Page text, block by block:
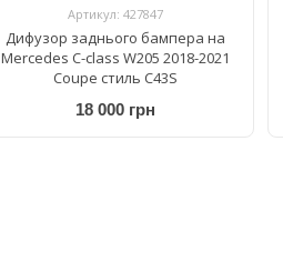
Артикул: 427847
Дифузор заднього бампера на
Mercedes C-class W205 2018-2021
Coupe стиль C43S
18 000 грн